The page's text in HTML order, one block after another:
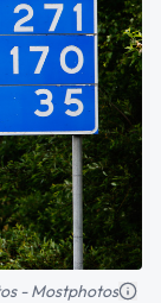
- Mostphotos